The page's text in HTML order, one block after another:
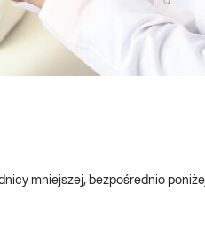
mniejszej, bezpośrednio